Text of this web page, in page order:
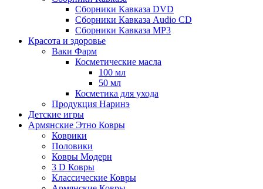
Сборники Кавказа DVD
Сборники Кавказа Audio CD
Сборники Кавказа MP3
Красота и здоровье
Ваки Фарм
Косметические масла
100 мл
50 мл
Косметика для ухода
Продукция Наринэ
Детские игры
Армянские Этно Ковры
Коврики
Половики
Ковры Модерн
3 D Ковры
Классические Ковры